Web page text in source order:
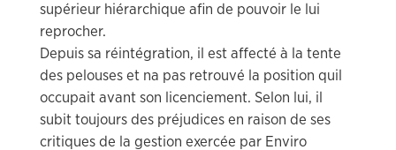
supérieur hiérarchique afin de pouvoir le lui
reprocher.
Depuis sa réintégration, il est affecté à la tente
des pelouses et na pas retrouvé la position quil
occupait avant son licenciement. Selon lui, il
subit toujours des préjudices en raison de ses
critiques de la gestion exercée par Enviro